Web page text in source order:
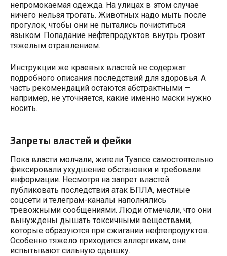
непромокаемая одежда. На улицах в этом случае
ничего нельзя трогать. Животных надо мыть после
прогулок, чтобы они не пытались почиститься
языком. Попадание нефтепродуктов внутрь грозит
тяжелым отравлением.
Инструкции же краевых властей не содержат
подробного описания последствий для здоровья. А
часть рекомендаций остаются абстрактными —
например, не уточняется, какие именно маски нужно
носить.
Запреты властей и фейки
Пока власти молчали, жители Туапсе самостоятельно
фиксировали ухудшение обстановки и требовали
информации. Несмотря на запрет властей
публиковать последствия атак БПЛА, местные
соцсети и телеграм-каналы наполнялись
тревожными сообщениями. Люди отмечали, что они
вынуждены дышать токсичными веществами,
которые образуются при сжигании нефтепродуктов.
Особенно тяжело приходится аллергикам, они
испытывают сильную одышку.